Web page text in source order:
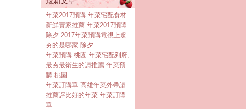
年菜2017預購 年菜宅配食材
新鮮賣家推薦 年菜2017預購
除夕 2017年菜預購電視上超
夯的是哪家 除夕
年菜預購 桃園 年菜宅配到府,
最夯最衛生的請推薦 年菜預
購 桃園
年菜訂購單 高雄年菜外帶請
推薦評比好的年菜 年菜訂購
單